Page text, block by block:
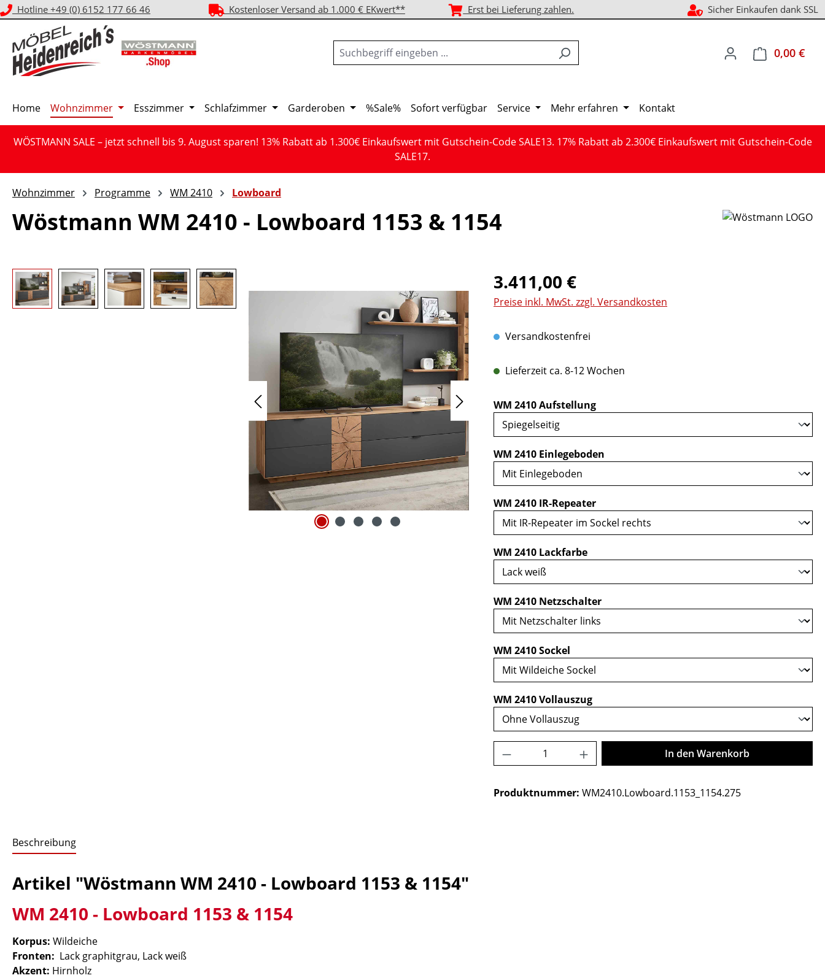
Hauptinhalt springen
Zur Suche springen
Zur Hauptnavigation springen
Hotline +49 (0) 6152 177 66 46 Kostenloser Versand ab 1.000 € EKwert** Erst bei Lieferung zahlen. Sicher Einkaufen dank SSL
0,00 €
Home Wohnzimmer Esszimmer Schlafzimmer Garderoben %Sale% Sofort verfügbar Service Mehr erfahren Kontakt
WÖSTMANN SALE – jetzt schnell bis 9. August sparen! 13% Rabatt ab 1.300€ Einkaufswert mit Gutschein-Code SALE13. 17% Rabatt ab 2.300€ Einkaufswert mit Gutschein-Code
SALE17.
Wohnzimmer Programme WM 2410 Lowboard
Wöstmann WM 2410 - Lowboard 1153 & 1154
Bildergalerie überspringen Regulärer Preis:
3.411,00 €
Preise inkl. MwSt. zzgl. Versandkosten
Versandkostenfrei
Lieferzeit ca. 8-12 Wochen
WM 2410 Aufstellungauswählen
WM 2410 Einlegeboden
WM 2410 IR-Repeaterauswählen
WM 2410 Lackfarbeauswählen
WM 2410 Netzschalterauswählen
WM 2410 Sockel
WM 2410 Vollauszugauswählen
Produkt Anzahl: Gib den gewünschten Wert
In den Warenkorb
Produktnummer: WM2410.Lowboard.1153_1154.275
Beschreibung
Artikel "Wöstmann WM 2410 - Lowboard 1153 & 1154"
WM 2410 - Lowboard 1153 & 1154
Korpus: Wildeiche
Fronten: Lack graphitgrau, Lack weiß
Akzent: Hirnholz